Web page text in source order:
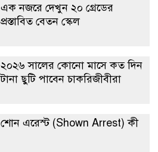
এক নজরে দেখুন ২০ গ্রেডের
প্রস্তাবিত বেতন স্কেল
২০২৬ সালের কোনো মাসে কত দিন
টানা ছুটি পাবেন চাকরিজীবীরা
শোন এরেস্ট (Shown Arrest) কী